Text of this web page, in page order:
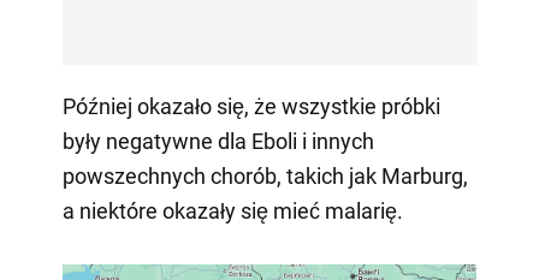
Później okazało się, że wszystkie próbki
były negatywne dla Eboli i innych
powszechnych chorób, takich jak Marburg,
a niektóre okazały się mieć malarię.